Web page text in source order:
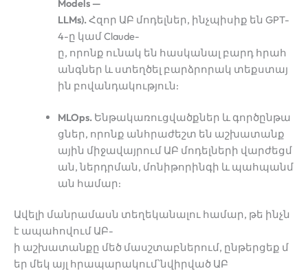
Models —
LLMs).Հզոր ԱԲ մոդելներ, ինչպիսիք են GPT-
4-ը կամ Claude-
ը, որոնք ունակ են հասկանալ բարդ հրահ
անգներ և ստեղծել բարձրորակ տեքստայ
ին բովանդակություն:
MLOps.Ենթակառուցվածքներ և գործընթա
ցներ, որոնք անհրաժեշտ են աշխատանք
ային միջավայրում ԱԲ մոդելների վարժեցմ
ան, ներդրման, մոնիթորինգի և պահպանմ
ան համար:
Ավելի մանրամասն տեղեկանալու համար, թե ինչն
է ապահովում ԱԲ-
ի աշխատանքը մեծ մասշտաբներում, ընթերցեք մ
եր մեկ այլ հրապարակում՝նվիրված ԱԲ